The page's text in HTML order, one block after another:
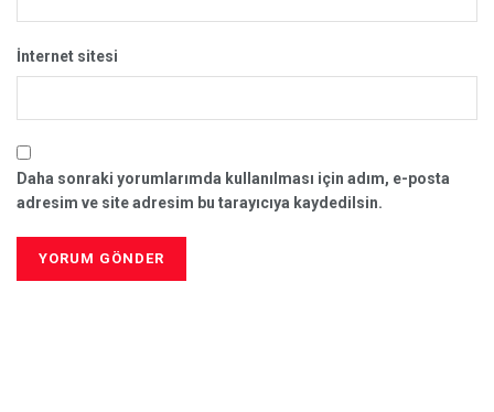
İnternet sitesi
Daha sonraki yorumlarımda kullanılması için adım, e-posta
adresim ve site adresim bu tarayıcıya kaydedilsin.